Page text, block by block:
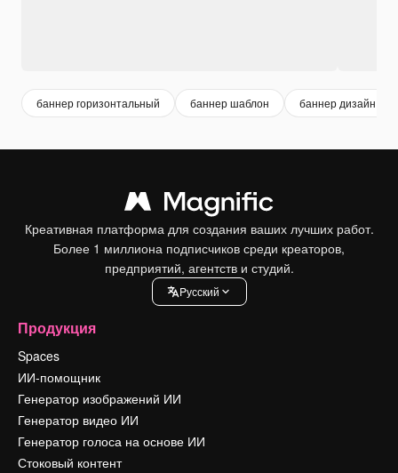
баннер горизонтальный баннер шаблон баннер дизайн
Креативная платформа для создания ваших лучших работ.
Более 1 миллиона подписчиков среди креаторов,
предприятий, агентств и студий.
Pусский
Продукция
Spaces
ИИ-помощник
Генератор изображений ИИ
Генератор видео ИИ
Генератор голоса на основе ИИ
Стоковый контент